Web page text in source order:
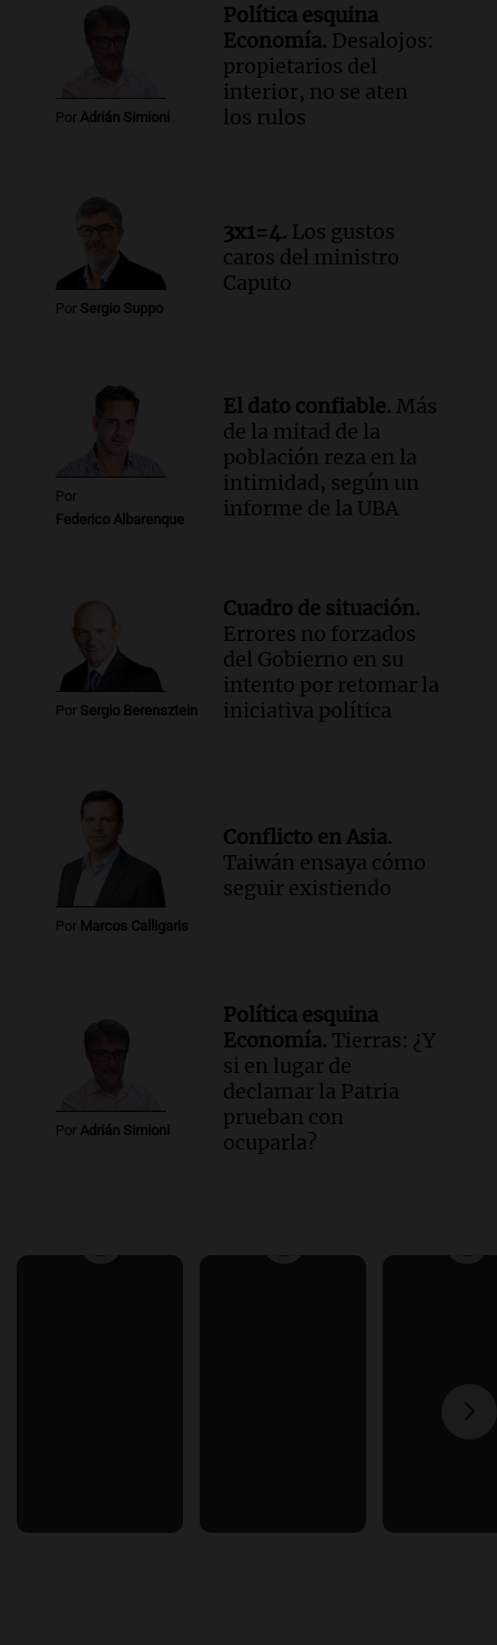
públicas en 14 meses
Panorama Federal
Audio.Una mujer murió cuando
esperaba cobrar su jubilación en un
Episodios
Por Adrián Simioni
Política esquina
Economía. Desalojos:
propietarios del
interior, no se aten
los rulos
Por Sergio Suppo
3x1=4. Los gustos
caros del ministro
Caputo
Por
Federico Albarenque
El dato confiable. Más
de la mitad de la
población reza en la
intimidad, según un
informe de la UBA
Por Sergio Berensztein
Cuadro de situación.
Errores no forzados
del Gobierno en su
intento por retomar la
iniciativa política
Por Marcos Calligaris
Conflicto en Asia.
Taiwán ensaya cómo
seguir existiendo
Por Adrián Simioni
Política esquina
Economía. Tierras: ¿Y
si en lugar de
declamar la Patria
prueban con
ocuparla?